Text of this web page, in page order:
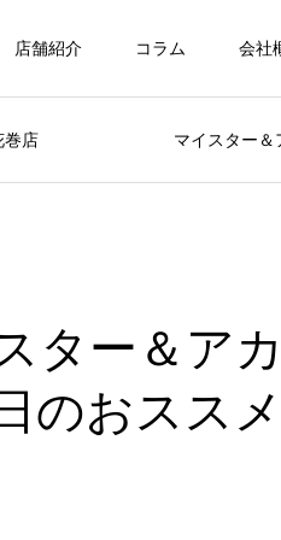
店舗紹介 コラム 会社
ドー花巻店 マイスタ
アカ
スメ